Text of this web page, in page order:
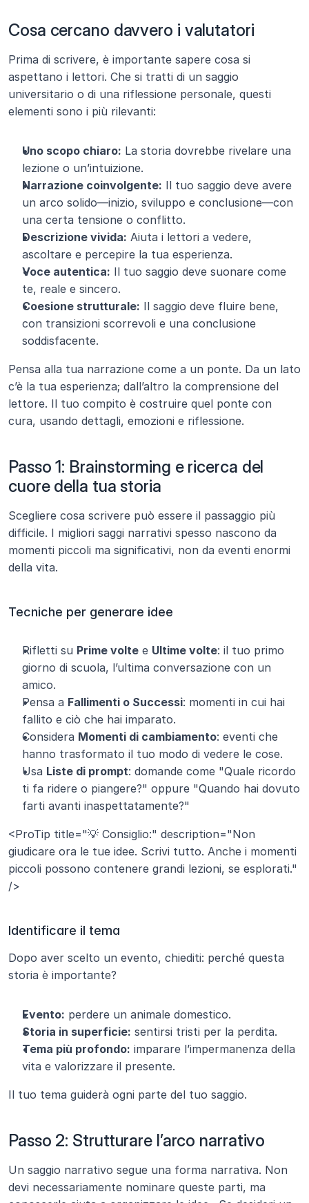
Cosa cercano davvero i valutatori
Prima di scrivere, è importante sapere cosa si
aspettano i lettori. Che si tratti di un saggio
universitario o di una riflessione personale, questi
elementi sono i più rilevanti:
Uno scopo chiaro: La storia dovrebbe rivelare una
lezione o un’intuizione.
Narrazione coinvolgente: Il tuo saggio deve avere
un arco solido—inizio, sviluppo e conclusione—con
una certa tensione o conflitto.
Descrizione vivida: Aiuta i lettori a vedere,
ascoltare e percepire la tua esperienza.
Voce autentica: Il tuo saggio deve suonare come
te, reale e sincero.
Coesione strutturale: Il saggio deve fluire bene,
con transizioni scorrevoli e una conclusione
soddisfacente.
Pensa alla tua narrazione come a un ponte. Da un lato
c’è la tua esperienza; dall’altro la comprensione del
lettore. Il tuo compito è costruire quel ponte con
cura, usando dettagli, emozioni e riflessione.
Passo 1: Brainstorming e ricerca del
cuore della tua storia
Scegliere cosa scrivere può essere il passaggio più
difficile. I migliori saggi narrativi spesso nascono da
momenti piccoli ma significativi, non da eventi enormi
della vita.
Tecniche per generare idee
Rifletti su Prime volte e Ultime volte: il tuo primo
giorno di scuola, l’ultima conversazione con un
amico.
Pensa a Fallimenti o Successi: momenti in cui hai
fallito e ciò che hai imparato.
Considera Momenti di cambiamento: eventi che
hanno trasformato il tuo modo di vedere le cose.
Usa Liste di prompt: domande come "Quale ricordo
ti fa ridere o piangere?" oppure "Quando hai dovuto
farti avanti inaspettatamente?"
<ProTip title="💡 Consiglio:" description="Non
giudicare ora le tue idee. Scrivi tutto. Anche i momenti
piccoli possono contenere grandi lezioni, se esplorati."
/>
Identificare il tema
Dopo aver scelto un evento, chiediti: perché questa
storia è importante?
Evento: perdere un animale domestico.
Storia in superficie: sentirsi tristi per la perdita.
Tema più profondo: imparare l’impermanenza della
vita e valorizzare il presente.
Il tuo tema guiderà ogni parte del tuo saggio.
Passo 2: Strutturare l’arco narrativo
Un saggio narrativo segue una forma narrativa. Non
devi necessariamente nominare queste parti, ma